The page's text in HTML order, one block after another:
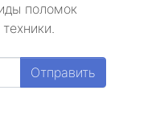
поломок
Отправить